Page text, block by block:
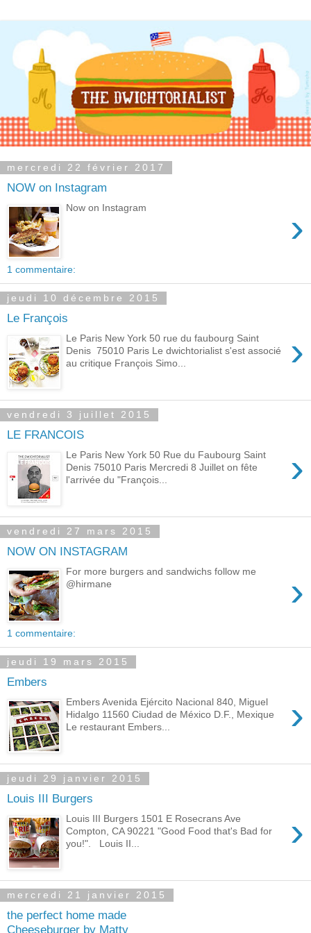
mercredi 22 février 2017
NOW on Instagram
›
Now on Instagram
1 commentaire:
jeudi 10 décembre 2015
Le François
›
Le Paris New York 50 rue du faubourg Saint
Denis 75010 Paris Le dwichtorialist s'est associé
au critique François Simo...
vendredi 3 juillet 2015
LE FRANCOIS
›
Le Paris New York 50 Rue du Faubourg Saint
Denis 75010 Paris Mercredi 8 Juillet on fête
l'arrivée du "François...
vendredi 27 mars 2015
NOW ON INSTAGRAM
›
For more burgers and sandwichs follow me
@hirmane
1 commentaire:
jeudi 19 mars 2015
Embers
›
Embers Avenida Ejército Nacional 840, Miguel
Hidalgo 11560 Ciudad de México D.F., Mexique
Le restaurant Embers...
jeudi 29 janvier 2015
Louis III Burgers
›
Louis III Burgers 1501 E Rosecrans Ave
Compton, CA 90221 "Good Food that's Bad for
you!". Louis II...
mercredi 21 janvier 2015
the perfect home made
Cheeseburger by Matty